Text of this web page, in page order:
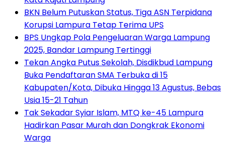
BKN Belum Putuskan Status, Tiga ASN Terpidana
Korupsi Lampura Tetap Terima UPS
BPS Ungkap Pola Pengeluaran Warga Lampung
2025, Bandar Lampung Tertinggi
Tekan Angka Putus Sekolah, Disdikbud Lampung
Buka Pendaftaran SMA Terbuka di 15
Kabupaten/Kota, Dibuka Hingga 13 Agustus, Bebas
Usia 15-21 Tahun
Tak Sekadar Syiar Islam, MTQ ke-45 Lampura
Hadirkan Pasar Murah dan Dongkrak Ekonomi
Warga